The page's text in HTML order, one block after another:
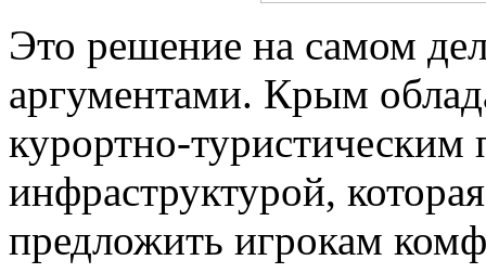
Это решение на самом
аргументами. Крым
курортно-туристическим
инфраструктурой,
предложить игрокам